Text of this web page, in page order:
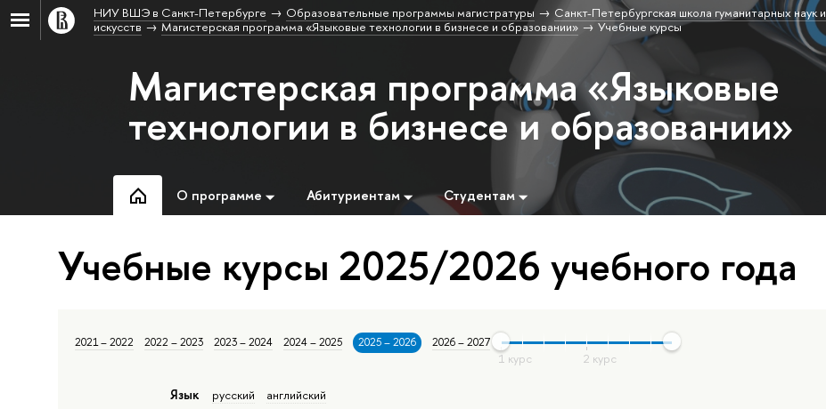
НИУ ВШЭ в Санкт-Петербурге Образовательные программы магистратуры
Санкт-Петербургская школа гуманитарных наук и
искусств
Магистерская программа «Языковые технологии в бизнесе и образовании» Учебные курсы
Магистерская программа «Языковые
технологии в бизнесе и образовании»
О программе Абитуриентам Студентам
Учебные курсы 2025/2026 учебного года
2021 – 2022 2022 – 2023 2023 – 2024 2024 – 2025 2025 – 2026 2026 – 2027
Язык русский английский